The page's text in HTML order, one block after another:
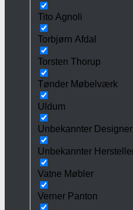
Tito Agnoli
Torbjørn Afdal
Torsten Thorup
Tønder Møbelværk
Uldum
Unbekannter Designer
Unbekannter
Vatne Møbler
Verner Panton